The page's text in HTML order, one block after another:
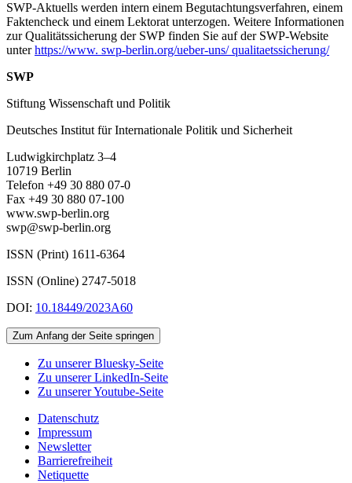
SWP-Aktuells werden intern einem Begutachtungsverfah­ren, einem
Faktencheck und einem Lektorat unterzogen. Weitere Informationen
zur Qualitätssicherung der SWP finden Sie auf der SWP-Website
unterhttps://www. swp-berlin.org/ueber-uns/ qualitaetssicherung/
SWP
Stiftung Wissenschaft und Politik
Deutsches Institut für Internationale Politik und Sicherheit
Ludwigkirchplatz 3–4
10719 Berlin
Telefon +49 30 880 07-0
Fax +49 30 880 07-100
www.swp-berlin.org
swp@swp-berlin.org
ISSN (Print) 1611-6364
ISSN (Online) 2747-5018
DOI: 10.18449/2023A60
Zum Anfang der Seite springen
Zu unserer Bluesky-Seite
Zu unserer LinkedIn-Seite
Zu unserer Youtube-Seite
Datenschutz
Impressum
Newsletter
Barrierefreiheit
Netiquette